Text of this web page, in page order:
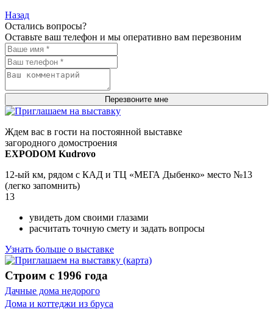
Назад
Остались вопросы?
Оставьте ваш телефон и мы оперативно вам перезвоним
Перезвоните мне
Ждем вас в гости на постоянной выставке
загородного домостроения
EXPODOM Kudrovo
12-ый км, рядом с КАД и ТЦ «МЕГА Дыбенко» место №13
(легко запомнить)
13
увидеть дом своими глазами
расчитать точную смету и задать вопросы
Узнать больше о выставке
Строим с 1996 года
Дачные дома недорого
Дома и коттеджи из бруса